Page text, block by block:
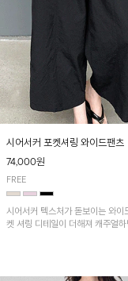
시어서커 포켓셔링 와이드팬츠
74,000원
FREE
시어서커 텍스처가 돋보이는 와이
켓 셔링 디테일이 더해져 캐주얼하
아이템으로 활용하기 좋아요~